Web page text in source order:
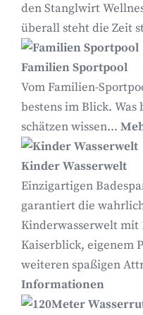
den Stanglwirt
überall steht die Zeit
Familien Sportpool
Vom Familien-
bestens im Blick. Was
schätzen wissen...
Kinder Wasserwelt
Einzigartigen
garantiert die
Kinderwasserwelt mit
Kaiserblick, eigenem
weiteren spaßigen
Informationen